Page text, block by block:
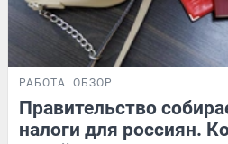
РАБОТА ОБЗОР
Правительство
налоги для россиян.